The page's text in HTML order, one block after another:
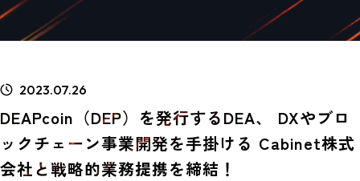
2023.07.26
DEAPcoin（DEP）を発行するDEA、 DXやブロ
ックチェーン事業開発を手掛ける Cabinet株式
会社と戦略的業務提携を締結！